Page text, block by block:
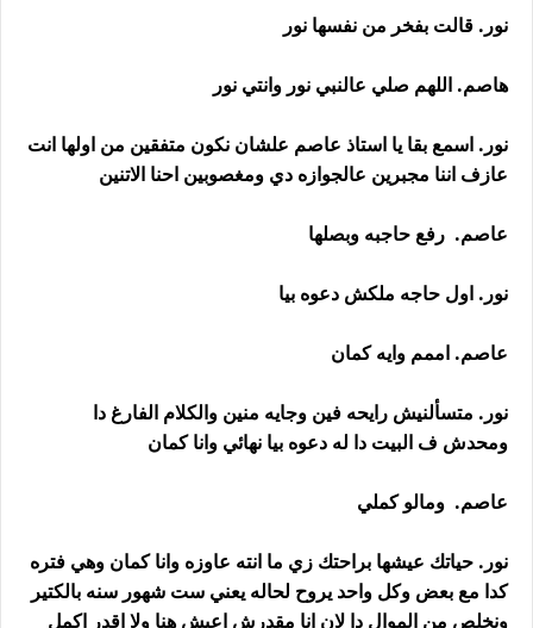
نور. قالت بفخر من نفسها نور
هاصم. اللهم صلي عالنبي نور وانتي نور
نور. اسمع بقا يا استاذ عاصم علشان نكون متفقين من اولها انت
عازف اننا مجبرين عالجوازه دي ومغصوبين احنا الاتنين
عاصم. رفع حاجبه وبصلها
نور. اول حاجه ملكش دعوه بيا
عاصم. اممم وايه كمان
نور. متسألنيش رايحه فين وجايه منين والكلام الفارغ دا
ومحدش ف البيت دا له دعوه بيا نهائي وانا كمان
عاصم. ومالو كملي
نور. حياتك عيشها براحتك زي ما انته عاوزه وانا كمان وهي فتره
كدا مع بعض وكل واحد يروح لحاله يعني ست شهور سنه بالكتير
ونخلص من الموال دا لان انا مقدرش اعيش هنا ولا اقدر اكمل